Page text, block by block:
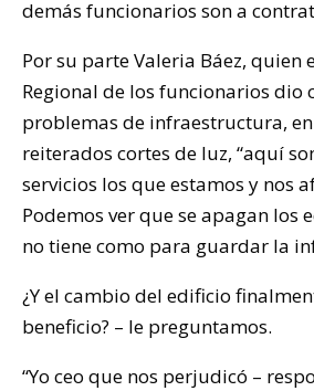
demás funcionarios son a
Por su parte Valeria Báez, quien
Regional de los funcionarios dio
problemas de infraestructura,
reiterados cortes de luz, “aquí
servicios los que estamos y nos
Podemos ver que se apagan los
no tiene como para guardar la
¿Y el cambio del edificio
beneficio? – le preguntamos.
“Yo ceo que nos perjudicó –